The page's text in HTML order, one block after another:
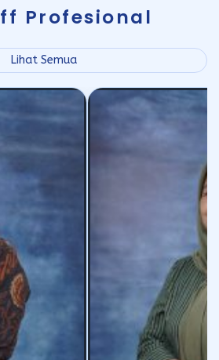
Profesional
Lihat Semua